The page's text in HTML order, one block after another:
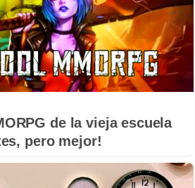
de la vieja escuela
pero mejor!